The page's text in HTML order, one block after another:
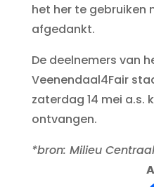
het her te gebruiken
afgedankt.
De deelnemers van
Veenendaal4Fair
zaterdag 14 mei a.s.
ontvangen.
*bron: Milieu